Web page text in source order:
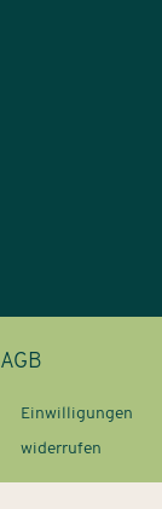
AGB
Einwilligungen
widerrufen